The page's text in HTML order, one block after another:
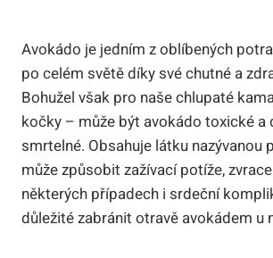
Avokádo je jedním z oblíbených
po celém světě díky své chutné a
Bohužel však pro naše chlupaté
kočky – může být avokádo toxické a
smrtelné. Obsahuje látku nazývanou
může způsobit zažívací potíže,
některých případech i srdeční
důležité zabránit otravě avokádem u